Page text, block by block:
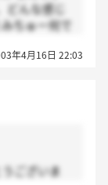
が、
せに）、
たと
どんな感じ
ちゅー何で
さい、おれ
にしっかり
いったらか
年4月16日 22:03
ございま